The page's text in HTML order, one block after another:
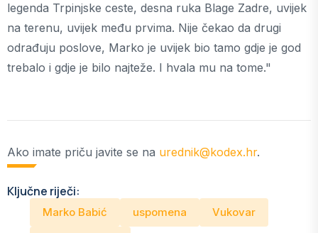
legenda Trpinjske ceste, desna ruka Blage Zadre, uvijek
na terenu, uvijek među prvima. Nije čekao da drugi
odrađuju poslove, Marko je uvijek bio tamo gdje je god
trebalo i gdje je bilo najteže. I hvala mu na tome."
Ako imate priču javite se na urednik@kodex.hr.
Ključne riječi:
Marko Babić uspomena Vukovar